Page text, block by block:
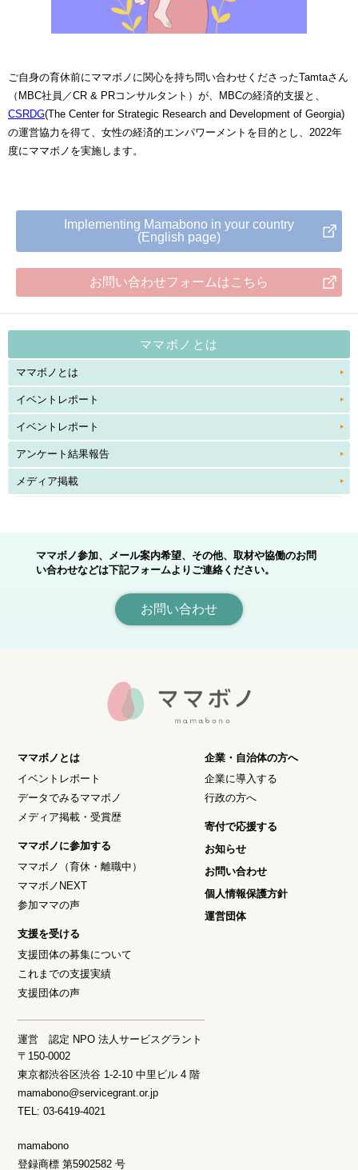
ご自身の育休前にママボノに関心を持ち問い合わせくださったTamtaさん
（MBC社員／CR & PRコンサルタント）が、MBCの経済的支援と、
CSRDG(The Center for Strategic Research and Development of Georgia)
の運営協力を得て、女性の経済的エンパワーメントを目的とし、2022年
度にママボノを実施します。
Implementing Mamabono in your country
(English page)
お問い合わせフォームはこちら
ママボノとは
ママボノとは
イベントレポート
イベントレポート
アンケート結果報告
メディア掲載
ママボノ参加、メール案内希望、その他、取材や協働のお問
い合わせなどは下記フォームよりご連絡ください。
お問い合わせ
ママボノとは
イベントレポート
データでみるママボノ
メディア掲載・受賞歴
ママボノに参加する
ママボノ（育休・離職中）
ママボノNEXT
参加ママの声
支援を受ける
支援団体の募集について
これまでの支援実績
支援団体の声
企業・自治体の方へ
企業に導入する
行政の方へ
寄付で応援する
お知らせ
お問い合わせ
個人情報保護方針
運営団体
運営 認定 NPO 法人サービスグラント
〒150-0002
東京都渋谷区渋谷 1-2-10 中里ビル 4 階
mamabono@servicegrant.or.jp
TEL: 03-6419-4021
mamabono
登録商標 第5902582 号